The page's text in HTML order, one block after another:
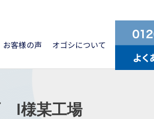
お客様の声 オゴシについて
某工場